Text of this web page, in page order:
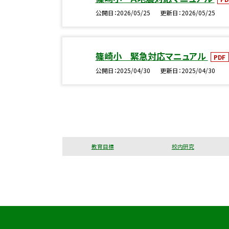
公開日 2026/05/25 更新日 2026/05/25
篠崎小 緊急対応マニュアル
PDF
公開日 2025/04/30 更新日 2025/04/30
教育目標 校内研究